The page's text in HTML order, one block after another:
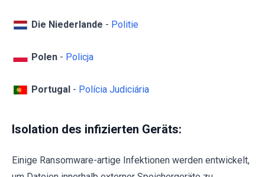
Die Niederlande - Politie
Polen - Policja
Portugal - Polícia Judiciária
Isolation des infizierten Geräts:
Einige Ransomware-artige Infektionen werden entwickelt,